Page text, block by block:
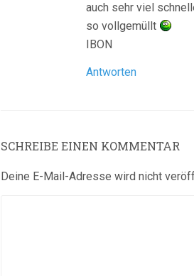
auch sehr viel
so vollgemüllt
IBON
Antworten
SCHREIBE EINEN KOMMENTAR
Deine E-Mail-Adresse wird nicht